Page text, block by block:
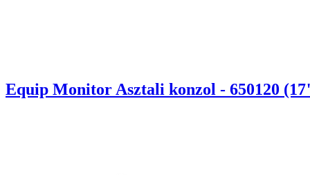
Equip Monitor Asztali konzol - 650120